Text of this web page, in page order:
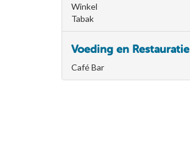
Winkel
Tabak
Voeding en Restauratie
Café Bar